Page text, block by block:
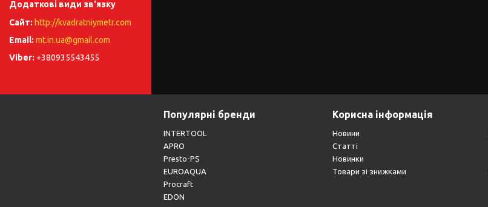
http://kvadratniymetr.com
mt.in.ua@gmail.com
+380935543455
Популярні бренди
INTERTOOL
APRO
Presto-PS
EUROAQUA
Procraft
EDON
Корисна інформація
Новини
Статті
Новинки
Товари зі знижками